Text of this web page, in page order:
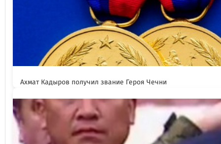
Ахмат Кадыров получил звание Героя Чечни